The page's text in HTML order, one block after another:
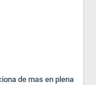
de mas en plena